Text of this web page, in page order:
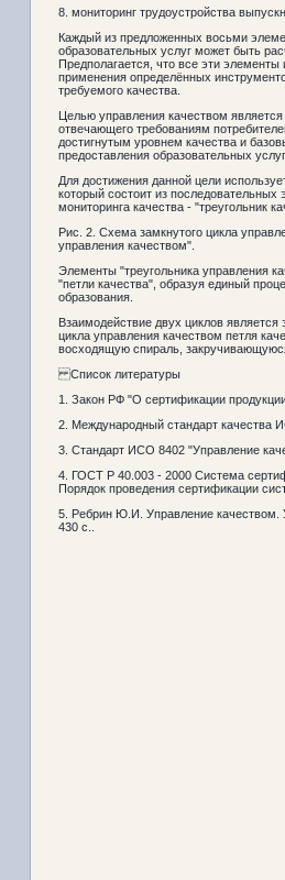
8. мониторинг трудоустройства
Каждый из предложенных восьми
образовательных услуг может быть
Предполагается, что все эти
применения определённых
требуемого качества.
Целью управления качеством
отвечающего требованиям
достигнутым уровнем качества и
предоставления образовательных
Для достижения данной цели
который состоит из последовательных
мониторинга качества - "треугольник
Рис. 2. Схема замкнутого цикла
управления качеством".
Элементы "треугольника управления
"петли качества", образуя единый
образования.
Взаимодействие двух циклов
цикла управления качеством петля
восходящую спираль,
Список литературы
1. Закон РФ "О сертификации
2. Международный стандарт качества
3. Стандарт ИСО 8402 "Управление
4. ГОСТ Р 40.003 - 2000 Система
Порядок проведения сертификации
5. Ребрин Ю.И. Управление качеством.
430 с..